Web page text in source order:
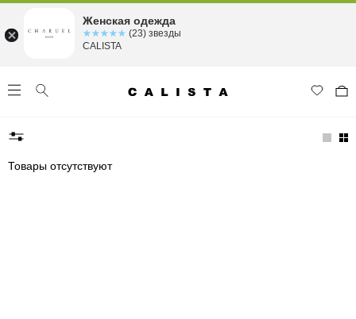
Товары отсутствуют
Женская одежда
☆☆☆☆☆
★★★★★ (23) звезды
CALISTA